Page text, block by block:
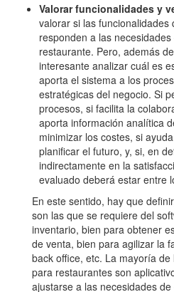
Valorar funcionalidades y
valorar si las
responden a las
restaurante. Pero, además
interesante analizar cuál es
aporta el sistema a los
estratégicas del negocio. Si
procesos, si facilita la
aporta información analítica
minimizar los costes, si
planificar el futuro, y, si, en
indirectamente en la
evaluado deberá estar entre
En este sentido, hay que
son las que se requiere del
inventario, bien para obtener
de venta, bien para agilizar la
back office, etc. La mayoría
para restaurantes son
ajustarse a las necesidades